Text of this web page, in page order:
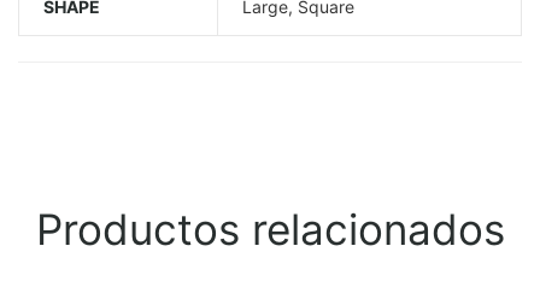
SHAPE Large, Square
Productos relacionados